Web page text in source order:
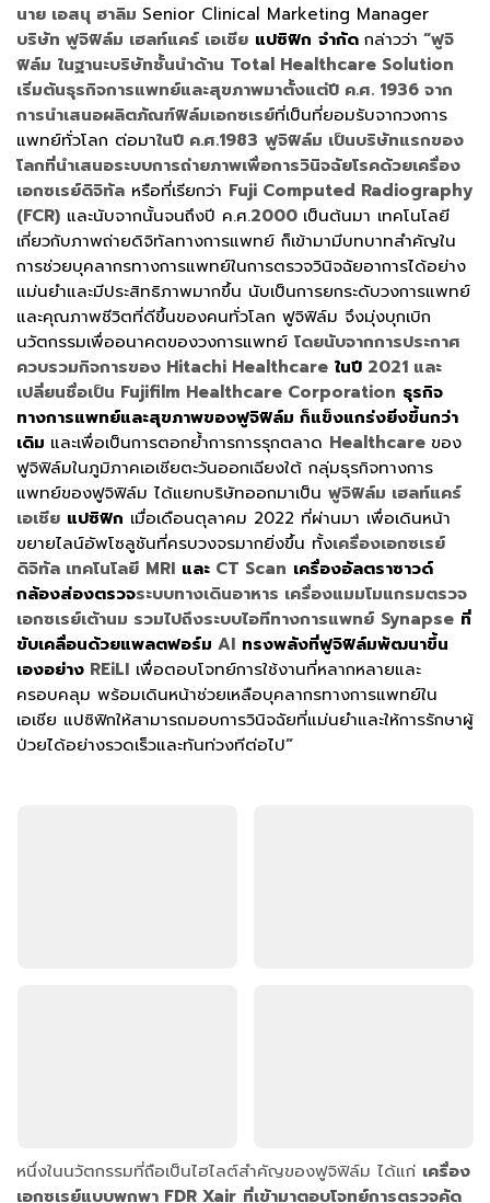
นาย เอสนุ ฮาลิม Senior Clinical Marketing Manager
บริษัท ฟูจิฟิล์ม เฮลท์แคร์ เอเชีย แปซิฟิก จำกัด กล่าวว่า “ฟูจิ
ฟิล์ม ในฐานะบริษัทชั้นนำด้าน Total Healthcare Solution
เริ่มต้นธุรกิจการแพทย์และสุขภาพมาตั้งแต่ปี ค.ศ. 1936 จาก
การนำเสนอผลิตภัณฑ์ฟิล์มเอกซเรย์ที่เป็นที่ยอมรับจากวงการ
แพทย์ทั่วโลก ต่อมาในปี ค.ศ.1983 ฟูจิฟิล์ม เป็นบริษัทแรกของ
โลกที่นำเสนอระบบการถ่ายภาพเพื่อการวินิจฉัยโรคด้วยเครื่อง
เอกซเรย์ดิจิทัล หรือที่เรียกว่า Fuji Computed Radiography
(FCR) และนับจากนั้นจนถึงปี ค.ศ.2000 เป็นต้นมา เทคโนโลยี
เกี่ยวกับภาพถ่ายดิจิทัลทางการแพทย์ ก็เข้ามามีบทบาทสำคัญใน
การช่วยบุคลากรทางการแพทย์ในการตรวจวินิจฉัยอาการได้อย่าง
แม่นยำและมีประสิทธิภาพมากขึ้น นับเป็นการยกระดับวงการแพทย์
และคุณภาพชีวิตที่ดีขึ้นของคนทั่วโลก ฟูจิฟิล์ม จึงมุ่งบุกเบิก
นวัตกรรมเพื่ออนาคตของวงการแพทย์ โดยนับจากการประกาศ
ควบรวมกิจการของ Hitachi Healthcare ในปี 2021 และ
เปลี่ยนชื่อเป็น Fujifilm Healthcare Corporation ธุรกิจ
ทางการแพทย์และสุขภาพของฟูจิฟิล์ม ก็แข็งแกร่งยิ่งขึ้นกว่า
เดิม และเพื่อเป็นการตอกย้ำการการรุกตลาด Healthcare ของ
ฟูจิฟิล์มในภูมิภาคเอเชียตะวันออกเฉียงใต้ กลุ่มธุรกิจทางการ
แพทย์ของฟูจิฟิล์ม ได้แยกบริษัทออกมาเป็น ฟูจิฟิล์ม เฮลท์แคร์
เอเชีย แปซิฟิก เมื่อเดือนตุลาคม 2022 ที่ผ่านมา เพื่อเดินหน้า
ขยายไลน์อัพโซลูชันที่ครบวงจรมากยิ่งขึ้น ทั้งเครื่องเอกซเรย์
ดิจิทัล เทคโนโลยี MRI และ CT Scan เครื่องอัลตราซาวด์
กล้องส่องตรวจระบบทางเดินอาหาร เครื่องแมมโมแกรมตรวจ
เอกซเรย์เต้านม รวมไปถึงระบบไอทีทางการแพทย์ Synapse ที่
ขับเคลื่อนด้วยแพลตฟอร์ม AI ทรงพลังที่ฟูจิฟิล์มพัฒนาขึ้น
เองอย่าง REiLI เพื่อตอบโจทย์การใช้งานที่หลากหลายและ
ครอบคลุม พร้อมเดินหน้าช่วยเหลือบุคลากรทางการแพทย์ใน
เอเชีย แปซิฟิกให้สามารถมอบการวินิจฉัยที่แม่นยำและให้การรักษาผู้
ป่วยได้อย่างรวดเร็วและทันท่วงทีต่อไป”
หนึ่งในนวัตกรรมที่ถือเป็นไฮไลต์สำคัญของฟูจิฟิล์ม ได้แก่ เครื่อง
เอกซเรย์แบบพกพา FDR Xair ที่เข้ามาตอบโจทย์การตรวจคัด